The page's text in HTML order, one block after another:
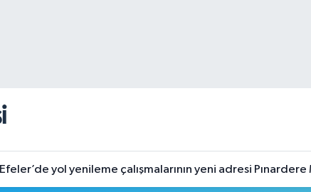
Efeler’de yol yenileme çalışmalarının yeni adresi